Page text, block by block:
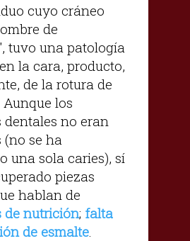
cuyo cráneo
de
tuvo una patología
la cara, producto,
de la rotura de
los
dentales no eran
se ha
una sola caries), sí
piezas
hablan de
de nutrición; falta
de esmalte